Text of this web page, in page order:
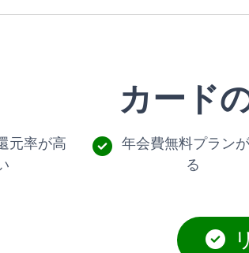
カード
元率が高
年会費無料プラン
る